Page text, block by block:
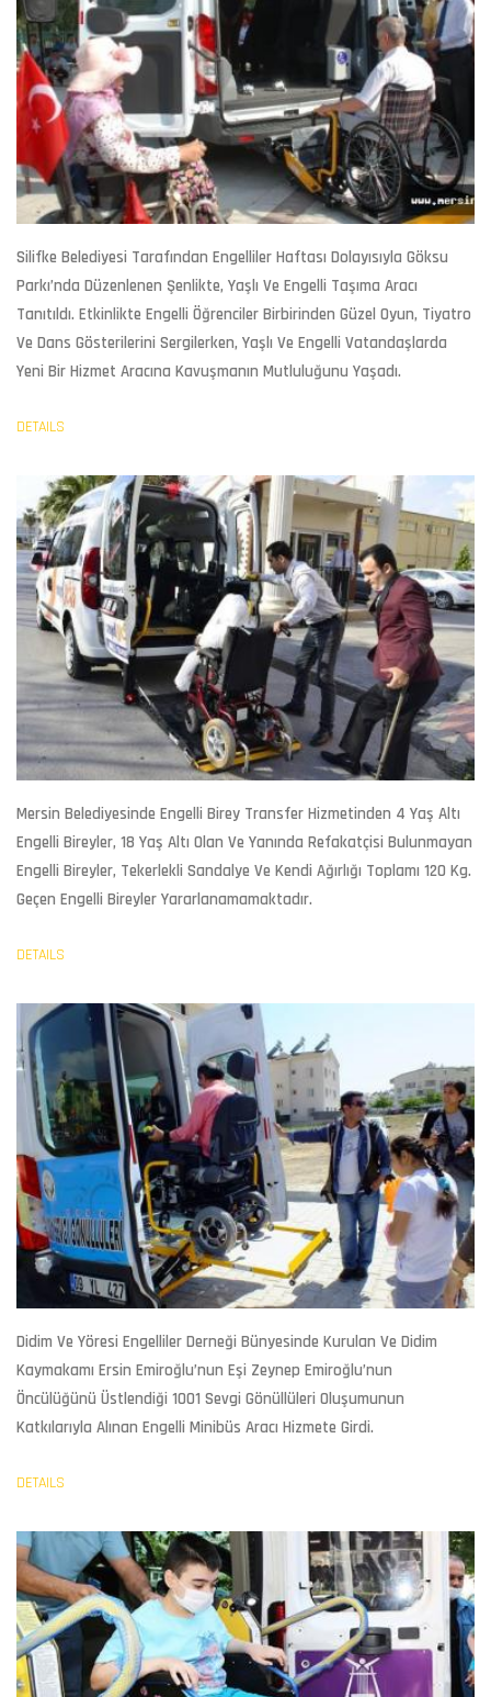
Silifke Belediyesi Tarafından Engelliler Haftası Dolayısıyla Göksu
Parkı’nda Düzenlenen Şenlikte, Yaşlı Ve Engelli Taşıma Aracı
Tanıtıldı. Etkinlikte Engelli Öğrenciler Birbirinden Güzel Oyun, Tiyatro
Ve Dans Gösterilerini Sergilerken, Yaşlı Ve Engelli Vatandaşlarda
Yeni Bir Hizmet Aracına Kavuşmanın Mutluluğunu Yaşadı.
DETAILS
Mersin Belediyesinde Engelli Birey Transfer Hizmetinden 4 Yaş Altı
Engelli Bireyler, 18 Yaş Altı Olan Ve Yanında Refakatçisi Bulunmayan
Engelli Bireyler, Tekerlekli Sandalye Ve Kendi Ağırlığı Toplamı 120 Kg.
Geçen Engelli Bireyler Yararlanamamaktadır.
DETAILS
Didim Ve Yöresi Engelliler Derneği Bünyesinde Kurulan Ve Didim
Kaymakamı Ersin Emiroğlu’nun Eşi Zeynep Emiroğlu’nun
Öncülüğünü Üstlendiği 1001 Sevgi Gönüllüleri Oluşumunun
Katkılarıyla Alınan Engelli Minibüs Aracı Hizmete Girdi.
DETAILS